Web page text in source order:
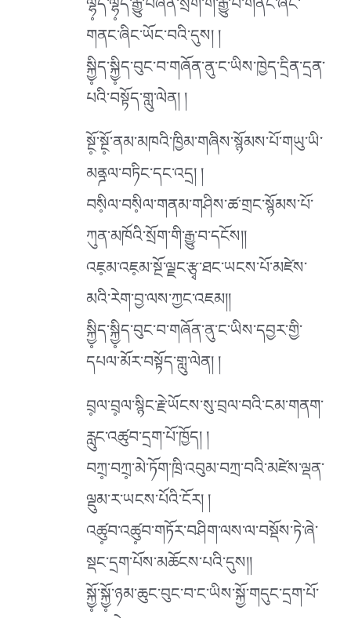
གནང་ཞིང་ཡོང་བའི་དུས། །
སྐྱི༷ད་སྐྱི༷ད་བུང་བ་གཞོན་ནུ་ང་ཡིས་ཁྱེད་དྲིན་དྲན་
པའི་བསྟོད་གླུ་ལེན། །
སྔོ༷་སྔོ༷་ནམ་མཁའི་ཁྱིམ་གཞིས་སྙོམས་པོ་གཡུ་ཡི་
མནྜལ་བཏིང་དང་འདྲ། །
བསི༷ལ་བསི༷ལ་གནམ་གཤིས་ཚ་གྲང་སྙོམས་པོ་
ཀུན་མཁོའི་སྲོག་གི་རྒྱུ་བ་དངོས།།
འཇ༷མ་འཇ༷མ་སྔོ་ལྗང་རྩྭ་ཐང་ཡངས་པོ་མཛེས་
མའི་རེག་བྱ་ལས་ཀྱང་འཇམ།།
སྐྱི༷ད་སྐྱི༷ད་བུང་བ་གཞོན་ནུ་ང་ཡིས་དབྱར་གྱི་
དཔལ་མོར་བསྟོད་གླུ་ལེན། །
བྲ༷ལ་བྲ༷ལ་སྙིང་རྗེ་ཡོངས་སུ་བྲལ་བའི་ངམ་གནག་
རླུང་འཚུབ་དྲག་པོ་ཁྱོད། །
བཀྲ༷་བཀྲ༷་མེ་ཏོག་ཁྲི་འབུམ་བཀྲ་བའི་མཛེས་ལྡན་
ལྡུམ་ར་ཡངས་པོའི་ངོར། །
འཚུ༷བ་འཚུ༷བ་གཏོར་བཤིག་ལས་ལ་བསྡོས་ཏེ་ཞེ་
སྡང་དྲག་པོས་མཆོངས་པའི་དུས།།
སྐྱོ༷་སྐྱོ༷་ཉམ་ཆུང་བུང་བ་ང་ཡིས་སྐྱོ་གདུང་དྲག་པོ་